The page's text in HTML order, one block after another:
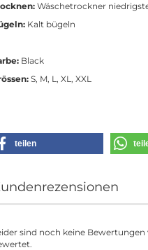
Wäschetrockner
Kalt bügeln
Black
S, M, L, XL, XXL
teilen
sind noch keine Bewertungen